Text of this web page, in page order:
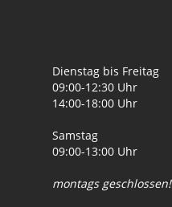
Dienstag bis Freitag
09:00-12:30 Uhr
14:00-18:00 Uhr
Samstag
09:00-13:00 Uhr
montags geschlossen!